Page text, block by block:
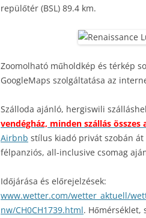
repülőtér (BSL) 89.4 km.
Zoomolható műholdkép és térkép
GoogleMaps szolgáltatása az
Szálloda ajánló, hergiswili
vendégház, minden szállás összes
Airbnb stílus kiadó privát szobán
félpanziós, all-inclusive csomag
Időjárása és előrejelzések:
www.wetter.com/wetter_aktuell/
nw/CH0CH1739.html. Hőmérséklet,